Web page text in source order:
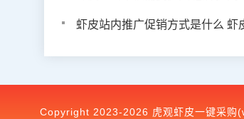
虾皮站内推广促销方式是什么 虾皮推广促销费
Copyright 2023-2026 虎观虾皮一键采购